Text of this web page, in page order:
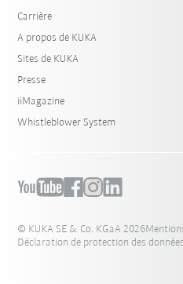
Carrière
A propos de KUKA
Sites de KUKA
Presse
iiMagazine
Whistleblower System
© KUKA SE & Co. KGaA 2026
Déclaration de protection des données